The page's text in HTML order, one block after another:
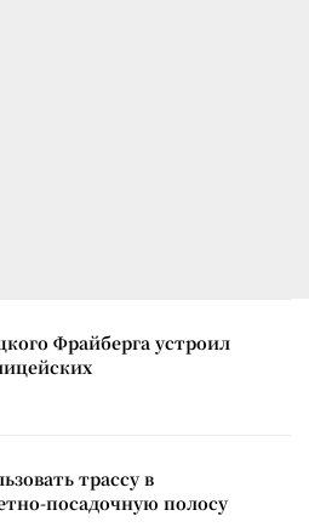
Фрайберга устроил
трассу в
посадочную полосу